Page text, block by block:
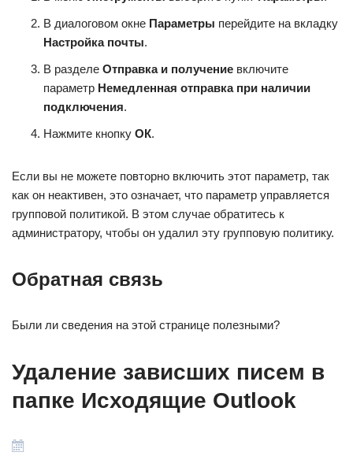
В диалоговом окне Параметры перейдите на вкладку
Настройка почты.
В разделе Отправка и получение включите
параметр Немедленная отправка при наличии
подключения.
Нажмите кнопку ОК.
Если вы не можете повторно включить этот параметр, так
как он неактивен, это означает, что параметр управляется
групповой политикой. В этом случае обратитесь к
администратору, чтобы он удалил эту групповую политику.
Обратная связь
Были ли сведения на этой странице полезными?
Удаление зависших писем в
папке Исходящие Outlook